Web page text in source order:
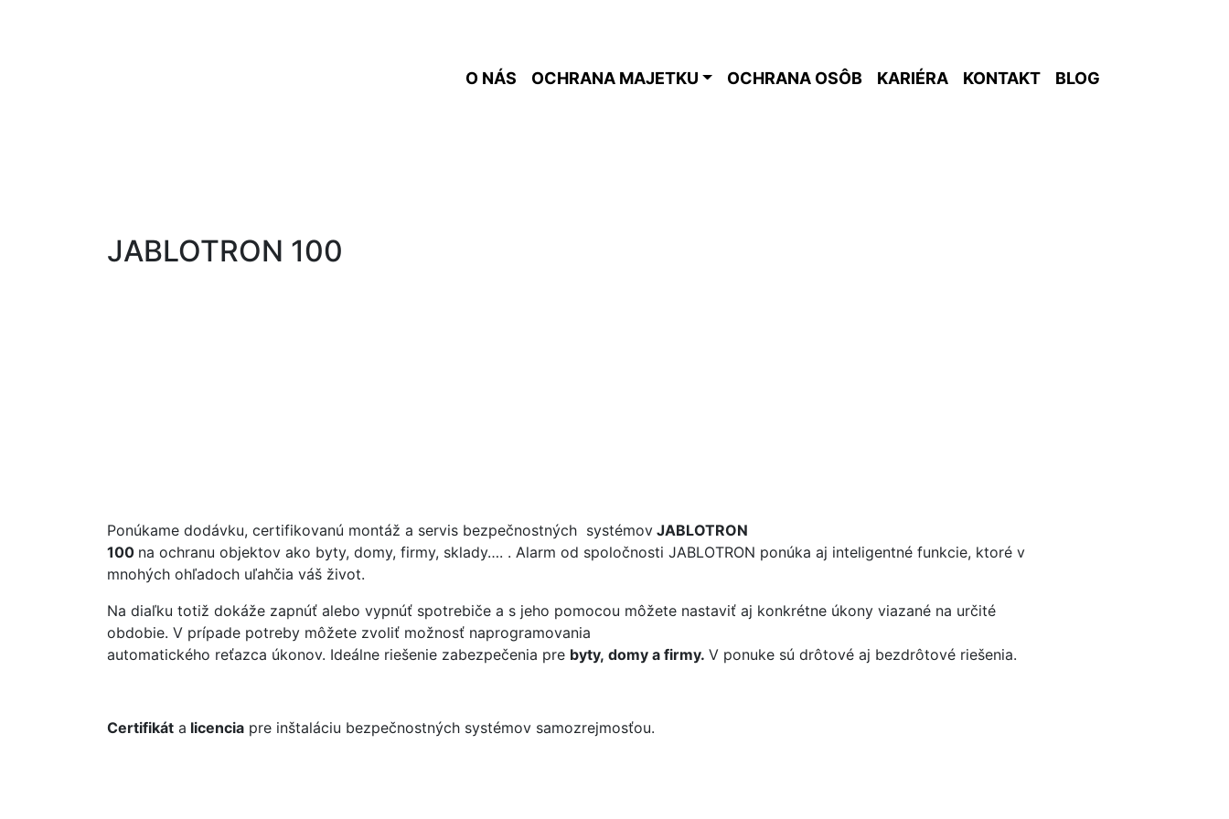
O NÁS OCHRANA MAJETKU OCHRANA OSÔB KARIÉRA KONTAKT BLOG
JABLOTRON 100
Ponúkame dodávku, certifikovanú montáž a servis bezpečnostných systémov JABLOTRON
100 na ochranu objektov ako byty, domy, firmy, sklady…. . Alarm od spoločnosti JABLOTRON ponúka aj inteligentné funkcie, ktoré v
mnohých ohľadoch uľahčia váš život.
Na diaľku totiž dokáže zapnúť alebo vypnúť spotrebiče a s jeho pomocou môžete nastaviť aj konkrétne úkony viazané na určité
obdobie. V prípade potreby môžete zvoliť možnosť naprogramovania
automatického reťazca úkonov. Ideálne riešenie zabezpečenia pre byty, domy a firmy. V ponuke sú drôtové aj bezdrôtové riešenia.
Certifikát a licencia pre inštaláciu bezpečnostných systémov samozrejmosťou.